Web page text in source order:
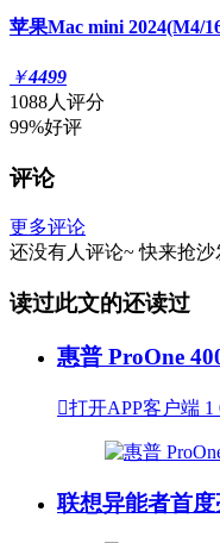
苹果Mac mini 2024(M4/
￥4499
1088人评分
99%好评
评论
更多评论
还没有人评论~ 快来抢沙
读过此文的还读过
惠普 ProOne
打开APP客户端 1
联想异能者首